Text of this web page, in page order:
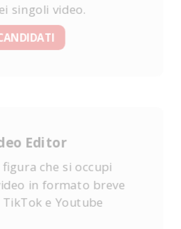
singoli video.
Editor
che si occupi
in formato breve
e Youtube